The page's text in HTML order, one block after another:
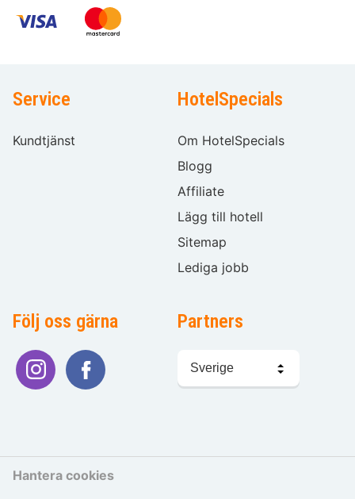
Service
Kundtjänst
HotelSpecials
Om HotelSpecials
Blogg
Affiliate
Lägg till hotell
Sitemap
Lediga jobb
Följ oss gärna Partners
språk
Hantera cookies